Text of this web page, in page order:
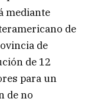
mediante
de
de
de 12
para un
de no